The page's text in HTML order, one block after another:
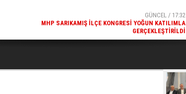
GÜNCEL / 17:32
MHP SARIKAMIŞ İLÇE KONGRESI YOĞUN KATILIMLA
GERÇEKLEŞTIRILDI